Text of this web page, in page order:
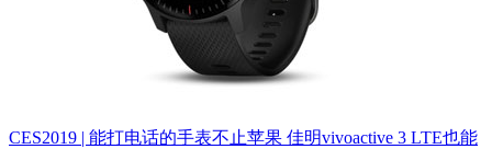
CES2019 | 能打电话的手表不止苹果 佳明vivoactive 3 LTE也能